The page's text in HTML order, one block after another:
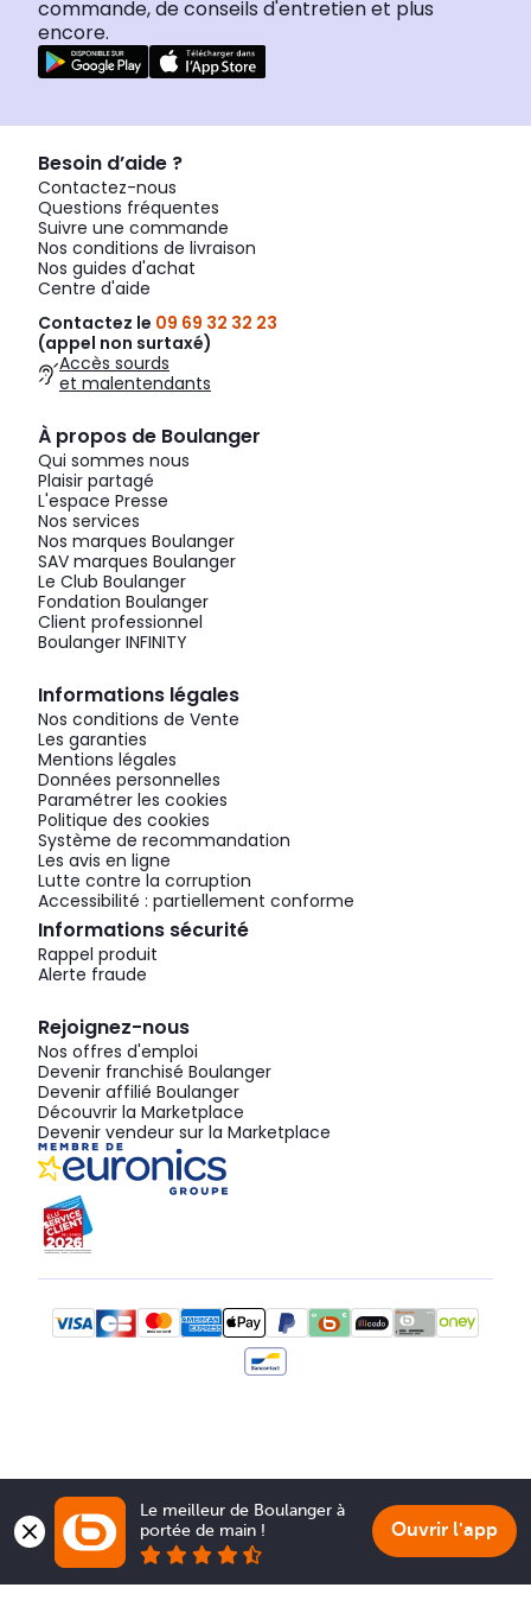
commande, de conseils d'entretien et plus
encore.
Besoin d’aide ?
Contactez-nous
Questions fréquentes
Suivre une commande
Nos conditions de livraison
Nos guides d'achat
Centre d'aide
Contactez le 09 69 32 32 23
(appel non surtaxé)
Accès sourds
et malentendants
À propos de Boulanger
Qui sommes nous
Plaisir partagé
L'espace Presse
Nos services
Nos marques Boulanger
SAV marques Boulanger
Le Club Boulanger
Fondation Boulanger
Client professionnel
Boulanger INFINITY
Informations légales
Nos conditions de Vente
Les garanties
Mentions légales
Données personnelles
Paramétrer les cookies
Politique des cookies
Système de recommandation
Les avis en ligne
Lutte contre la corruption
Accessibilité : partiellement conforme
Informations sécurité
Rappel produit
Alerte fraude
Rejoignez-nous
Nos offres d'emploi
Devenir franchisé Boulanger
Devenir affilié Boulanger
Découvrir la Marketplace
Devenir vendeur sur la Marketplace
Le meilleur de Boulanger à
portée de main !
Ouvrir l'app